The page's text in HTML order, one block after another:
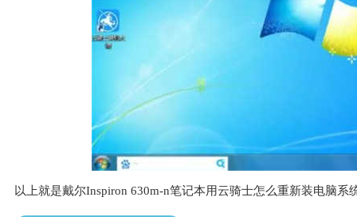
以上就是戴尔Inspiron 630m-n笔记本用云骑士怎么重新装电脑